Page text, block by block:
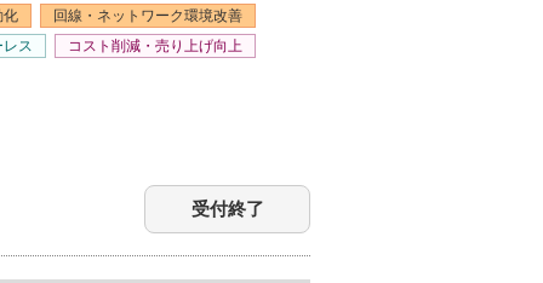
化
回線・ネットワーク環境改善
ス
コスト削減・売り上げ向上
受付終了